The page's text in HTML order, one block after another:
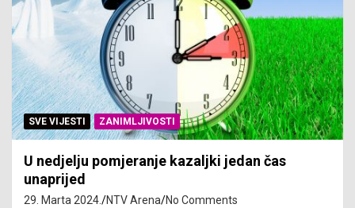
SVE VIJESTI ZANIMLJIVOSTI
U nedjelju pomjeranje kazaljki jedan čas
unaprijed
29. Marta 2024. NTV Arena No Comments